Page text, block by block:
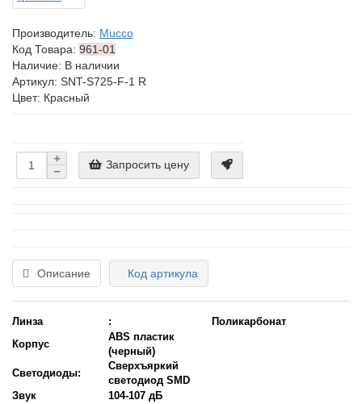
Производитель: Mucco
Код Товара: 961-01
Наличие: В наличии
Артикул: SNT-S725-F-1 R
Цвет: Красный
Запросить цену
Описание Код артикула
Линза :
Поликарбонат
Корпус
ABS пластик
(черный)
Светодиоды:
Сверхъяркий
светодиод SMD
Звук
104-107 дБ